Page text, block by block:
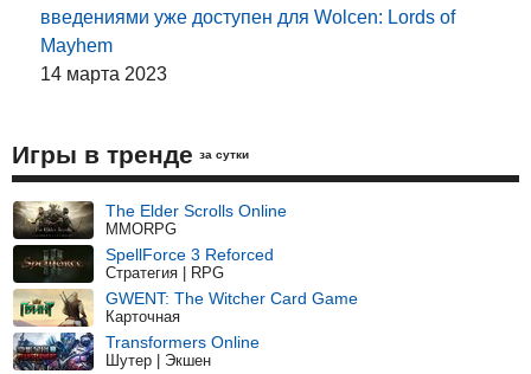
введениями уже доступен для Wolcen: Lords of
Mayhem
14 марта 2023
Игры в тренде за сутки
The Elder Scrolls Online
MMORPG
SpellForce 3 Reforced
Стратегия | RPG
GWENT: The Witcher Card Game
Карточная
Transformers Online
Шутер | Экшен